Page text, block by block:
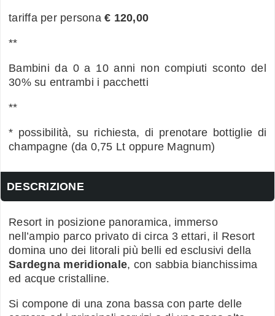
tariffa per persona € 120,00
**
Bambini da 0 a 10 anni non compiuti sconto del
30% su entrambi i pacchetti
**
* possibilità, su richiesta, di prenotare bottiglie di
champagne (da 0,75 Lt oppure Magnum)
DESCRIZIONE
Resort in posizione panoramica, immerso
nell’ampio parco privato di circa 3 ettari, il Resort
domina uno dei litorali più belli ed esclusivi della
Sardegna meridionale, con sabbia bianchissima
ed acque cristalline.
Si compone di una zona bassa con parte delle